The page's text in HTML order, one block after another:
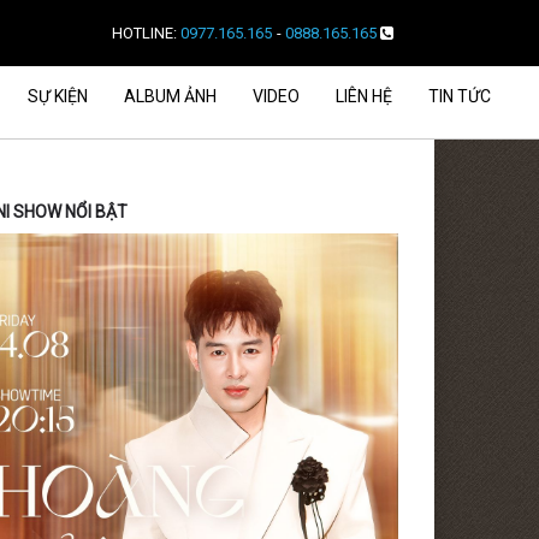
HOTLINE: 0977.165.165 - 0888.165.165
SỰ KIỆN ALBUM ẢNH VIDEO LIÊN HỆ TIN TỨC
SHOW NỔI BẬT